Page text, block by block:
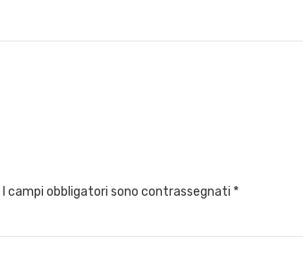
I campi obbligatori sono contrassegnati *